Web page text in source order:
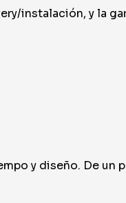
instalación, y la
y diseño. De un